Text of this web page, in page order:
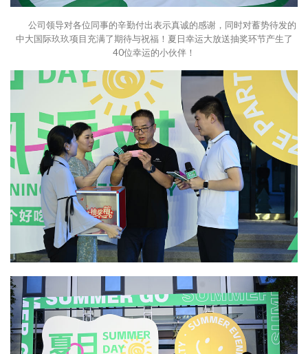
公司领导对各位同事的辛勤付出表示真诚的感谢，同时对蓄势待发的
中大国际玖玖项目充满了期待与祝福！夏日幸运大放送抽奖环节产生了
40位幸运的小伙伴！